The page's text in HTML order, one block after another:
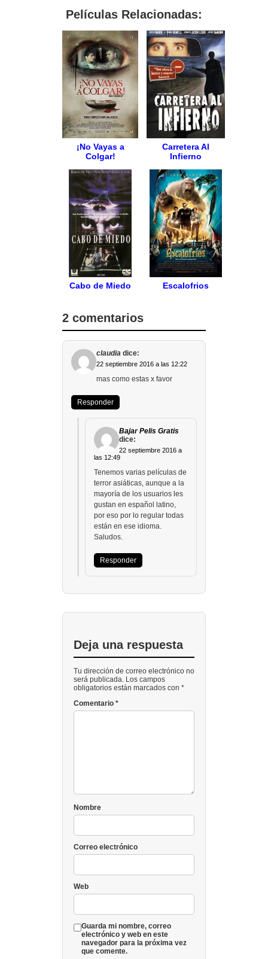
Películas Relacionadas:
¡No Vayas a
Colgar!
Carretera Al
Infierno
Cabo de Miedo Escalofrios
2 comentarios
claudia dice:
22 septiembre 2016 a las 12:22
mas como estas x favor
Responder
Bajar Pelis Gratis
dice:
22 septiembre 2016 a
las 12:49
Tenemos varias películas de
terror asiáticas, aunque a la
mayoría de los usuarios les
gustan en español latino,
por eso por lo regular todas
están en ese idioma.
Saludos.
Responder
Deja una respuesta
Tu dirección de correo electrónico no
será publicada. Los campos
obligatorios están marcados con *
Comentario *
Nombre
Correo electrónico
Web
Guarda mi nombre, correo
electrónico y web en este
navegador para la próxima vez
que comente.